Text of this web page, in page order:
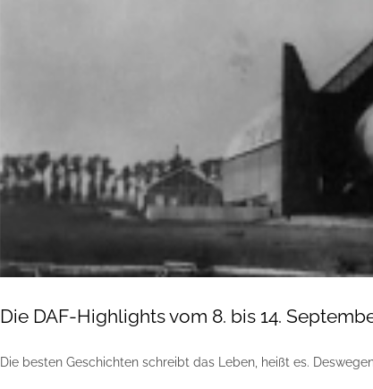
Die DAF-Highlights vom 8. bis 14.
Die besten Geschichten schreibt das Leben, heißt es.